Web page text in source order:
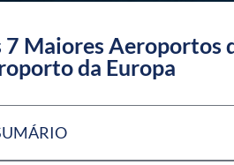
7 Maiores Aeroportos
da Europa